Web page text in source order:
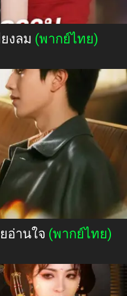
งลม (พากย์ไทย)
อ่านใจ (พากย์ไทย)